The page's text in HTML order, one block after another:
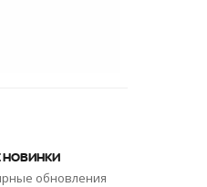
НОВИНКИ
обновления